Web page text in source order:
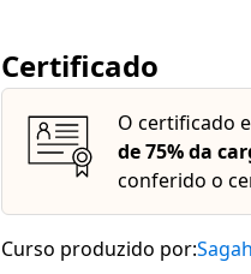
Certificado
O certificado
de 75% da
conferido o
Curso produzido por: